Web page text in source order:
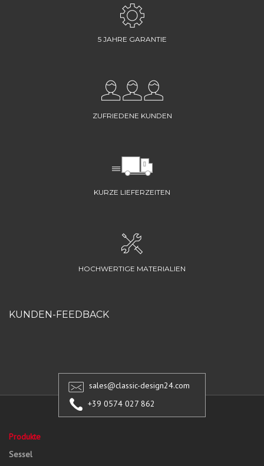
5 JAHRE GARANTIE
ZUFRIEDENE KUNDEN
KURZE LIEFERZEITEN
HOCHWERTIGE MATERIALIEN
KUNDEN-FEEDBACK
sales@classic-design24.com
+39 0574 027 862
Produkte
Sessel